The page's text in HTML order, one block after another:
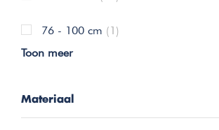
76 - 100 cm (1)
Toon meer
Materiaal